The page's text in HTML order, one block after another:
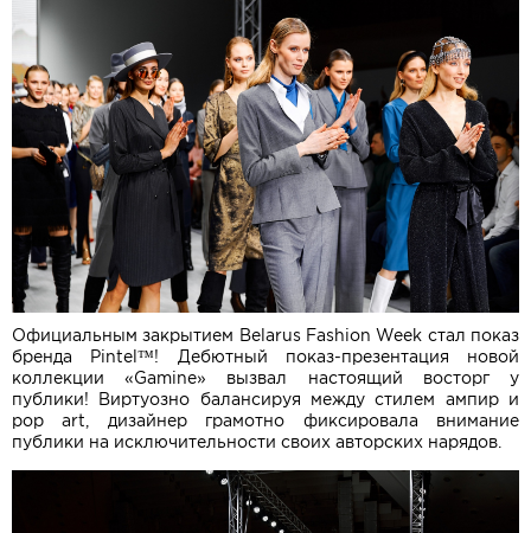
Официальным закрытием Belarus Fashion Week стал показ
бренда Pintel™! Дебютный показ-презентация новой
коллекции «Gamine» вызвал настоящий восторг у
публики! Виртуозно балансируя между cтилем ампир и
pop art, дизайнер грамотно фиксировала внимание
публики на исключительности своих авторских нарядов.